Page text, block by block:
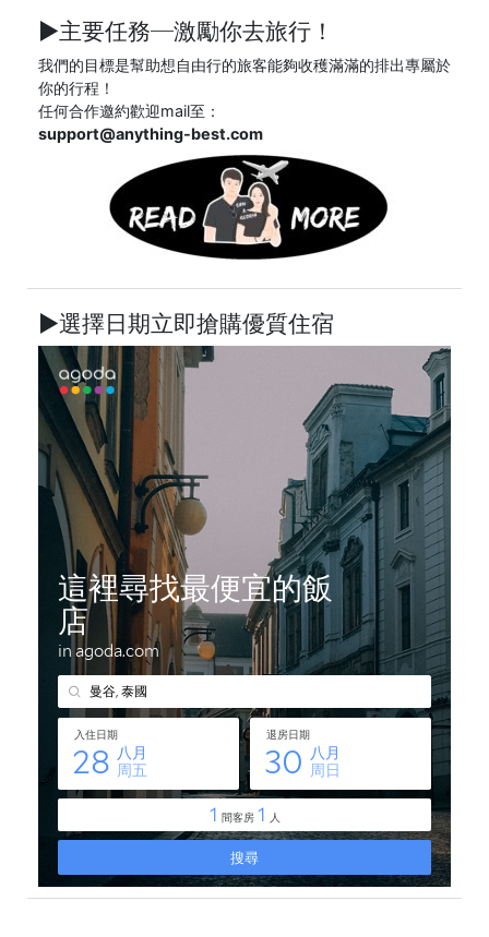
►主要任務─激勵你去旅行！
我們的目標是幫助想自由行的旅客能夠收穫滿滿的排出專屬於
你的行程！
任何合作邀約歡迎mail至：
support@anything-best.com
►選擇日期立即搶購優質住宿